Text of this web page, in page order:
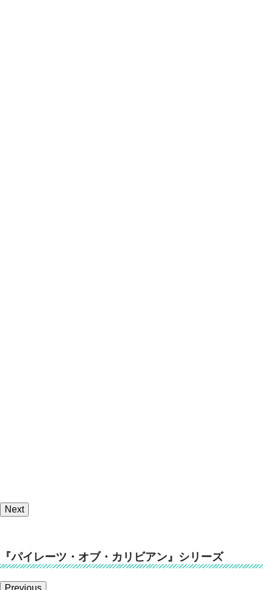
Next
『パイレーツ・オブ・カリビアン』シリーズ
Previous